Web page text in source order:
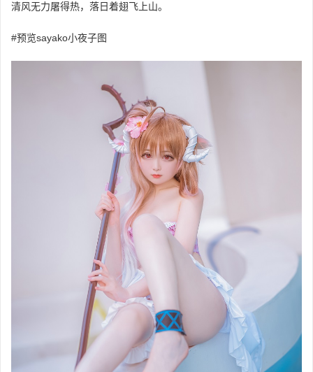
清风无力屠得热，落日着翅飞上山。
#预览sayako小夜子图